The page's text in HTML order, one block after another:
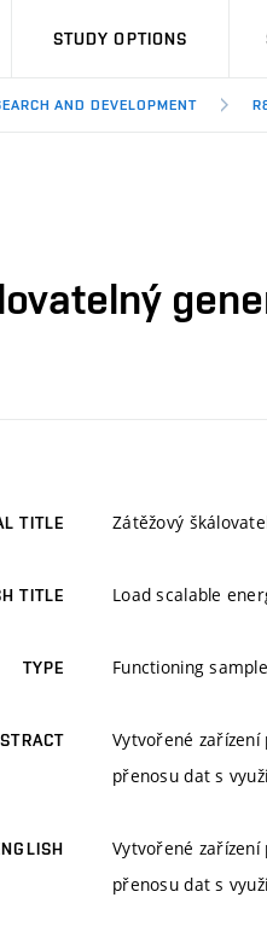
STUDY OPTIONS
AND DEVELOPMENT
TITLE Zátěžový
TITLE Load scalable
TYPE Functioning sample
Vytvořené
přenosu dat s
Vytvořené
přenosu dat s